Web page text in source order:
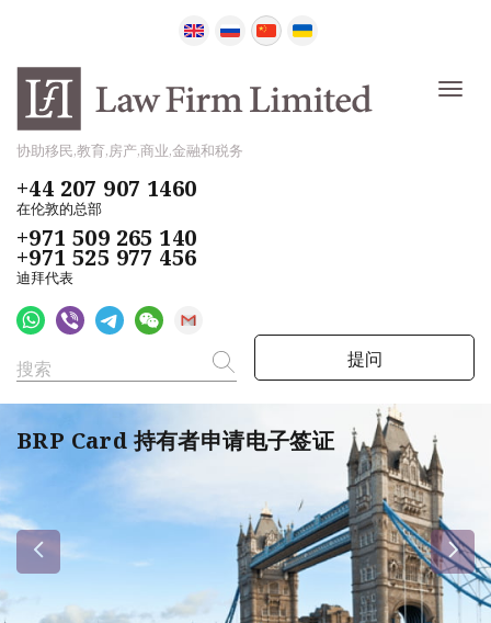
协助移民,教育,房产,商业,金融和税务
+44 207 907 1460
在伦敦的总部
+971 509 265 140
+971 525 977 456
迪拜代表
提问
BRP Card 持有者申请电子签证